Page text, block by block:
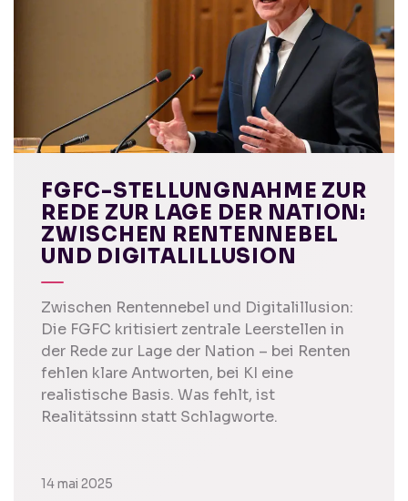
FGFC-STELLUNGNAHME ZUR
REDE ZUR LAGE DER NATION:
ZWISCHEN RENTENNEBEL
UND DIGITALILLUSION
Zwischen Rentennebel und Digitalillusion:
Die FGFC kritisiert zentrale Leerstellen in
der Rede zur Lage der Nation – bei Renten
fehlen klare Antworten, bei KI eine
realistische Basis. Was fehlt, ist
Realitätssinn statt Schlagworte.
14 mai 2025